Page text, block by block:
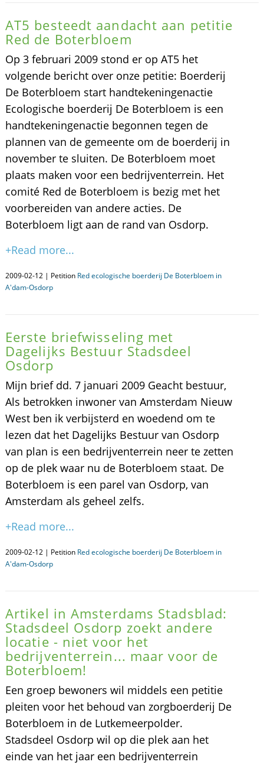
AT5 besteedt aandacht aan petitie
Red de Boterbloem
Op 3 februari 2009 stond er op AT5 het
volgende bericht over onze petitie: Boerderij
De Boterbloem start handtekeningenactie
Ecologische boerderij De Boterbloem is een
handtekeningenactie begonnen tegen de
plannen van de gemeente om de boerderij in
november te sluiten. De Boterbloem moet
plaats maken voor een bedrijventerrein. Het
comité Red de Boterbloem is bezig met het
voorbereiden van andere acties. De
Boterbloem ligt aan de rand van Osdorp.
+Read more...
2009-02-12 | Petition Red ecologische boerderij De Boterbloem in
A'dam-Osdorp
Eerste briefwisseling met
Dagelijks Bestuur Stadsdeel
Osdorp
Mijn brief dd. 7 januari 2009 Geacht bestuur,
Als betrokken inwoner van Amsterdam Nieuw
West ben ik verbijsterd en woedend om te
lezen dat het Dagelijks Bestuur van Osdorp
van plan is een bedrijventerrein neer te zetten
op de plek waar nu de Boterbloem staat. De
Boterbloem is een parel van Osdorp, van
Amsterdam als geheel zelfs.
+Read more...
2009-02-12 | Petition Red ecologische boerderij De Boterbloem in
A'dam-Osdorp
Artikel in Amsterdams Stadsblad:
Stadsdeel Osdorp zoekt andere
locatie - niet voor het
bedrijventerrein... maar voor de
Boterbloem!
Een groep bewoners wil middels een petitie
pleiten voor het behoud van zorgboerderij De
Boterbloem in de Lutkemeerpolder.
Stadsdeel Osdorp wil op die plek aan het
einde van het jaar een bedrijventerrein